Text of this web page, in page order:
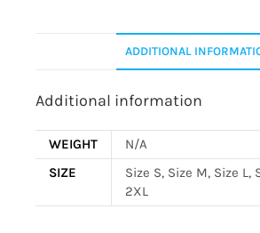
ADDITIONAL
Additional information
WEIGHT
N/A
SIZE
Size S, Size M, Size L,
2XL